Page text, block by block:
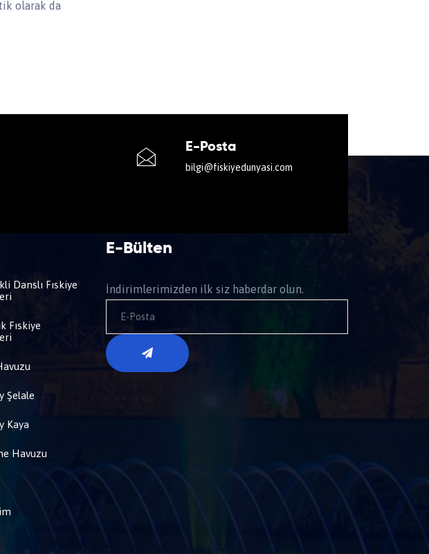
olarak da
E-Posta
bilgi@fiskiyedunyasi.com
Danslı Fıskiye
Fıskiye
Şelale
Kaya
Havuzu
E-Bülten
İndirimlerimizden ilk siz haberdar olun.